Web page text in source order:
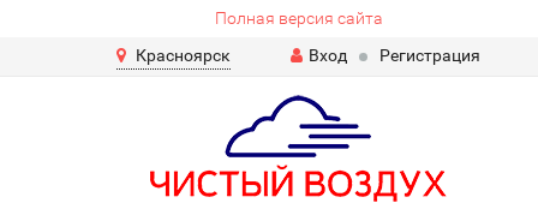
Полная версия сайта
Красноярск
Вход Регистрация